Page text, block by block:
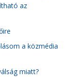
az
a közmédia
miatt?